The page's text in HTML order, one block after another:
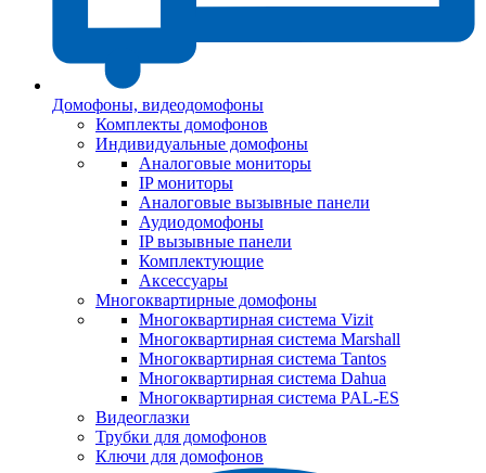
Домофоны, видеодомофоны
Комплекты домофонов
Индивидуальные домофоны
Аналоговые мониторы
IP мониторы
Аналоговые вызывные панели
Аудиодомофоны
IP вызывные панели
Комплектующие
Аксессуары
Многоквартирные домофоны
Многоквартирная система Vizit
Многоквартирная система Marshall
Многоквартирная система Tantos
Многоквартирная система Dahua
Многоквартирная система PAL-ES
Видеоглазки
Трубки для домофонов
Ключи для домофонов